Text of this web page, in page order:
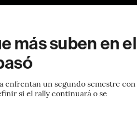
más suben en el
enfrentan un segundo semestre con
si el rally continuará o se